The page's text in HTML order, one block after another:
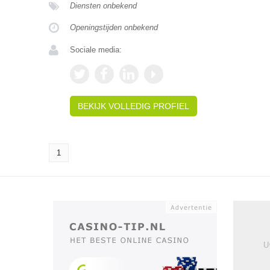
Diensten onbekend
Openingstijden onbekend
Sociale media:
BEKIJK VOLLEDIG PROFIEL
1